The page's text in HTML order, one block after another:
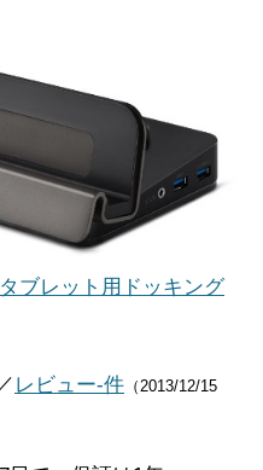
ブレット用ドッキング
／ レビュー-件 （2013/12/15